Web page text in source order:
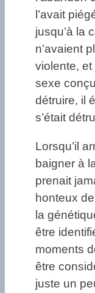
l’avait
jusqu’à la
n’avaient
violente,
sexe
détruire, il
s’était
Lorsqu’il
baigner à
prenait
honteux
la
être
moments
être
juste un